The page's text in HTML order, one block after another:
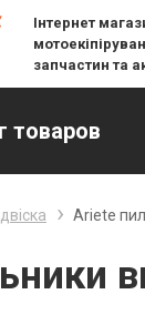
Інтернет
запчастин та
товаров
Ariete